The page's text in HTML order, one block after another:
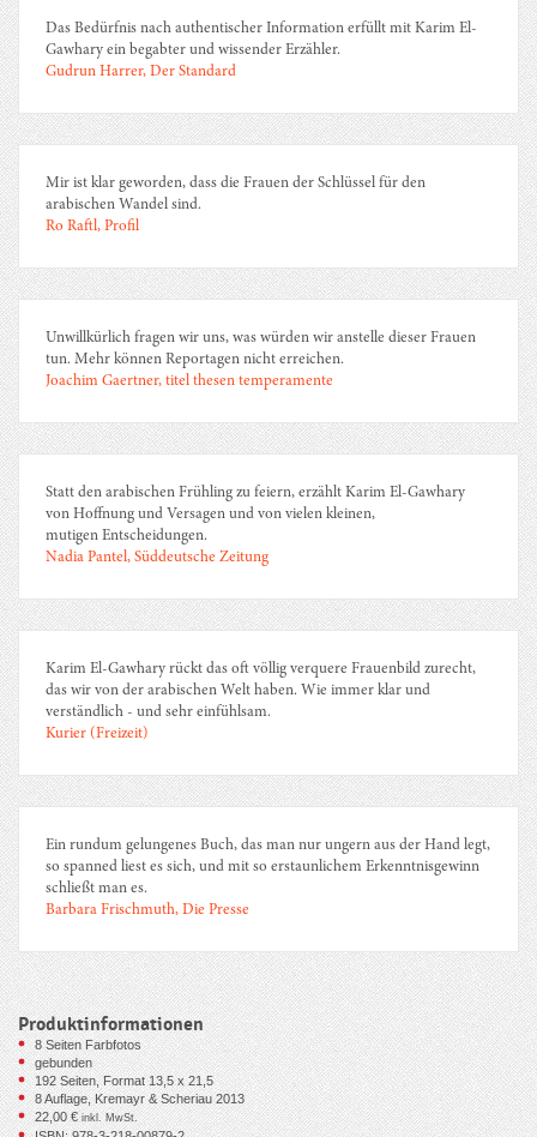
Das Bedürfnis nach authentischer Information erfüllt mit Karim El-
Gawhary ein begabter und wissender Erzähler.
Gudrun Harrer, Der Standard
Mir ist klar geworden, dass die Frauen der Schlüssel für den
arabischen Wandel sind.
Ro Raftl, Profil
Unwillkürlich fragen wir uns, was würden wir anstelle dieser Frauen
tun. Mehr können Reportagen nicht erreichen.
Joachim Gaertner, titel thesen temperamente
Statt den arabischen Frühling zu feiern, erzählt Karim El-Gawhary
von Hoffnung und Versagen und von vielen kleinen,
mutigen Entscheidungen.
Nadia Pantel, Süddeutsche Zeitung
Karim El-Gawhary rückt das oft völlig verquere Frauenbild zurecht,
das wir von der arabischen Welt haben. Wie immer klar und
verständlich - und sehr einfühlsam.
Kurier (Freizeit)
Ein rundum gelungenes Buch, das man nur ungern aus der Hand legt,
so spanned liest es sich, und mit so erstaunlichem Erkenntnisgewinn
schließt man es.
Barbara Frischmuth, Die Presse
Produktinformationen
8 Seiten Farbfotos
gebunden
192Seiten, Format 13,5 x 21,5
8 Auflage, Kremayr & Scheriau 2013
22,00€ inkl. MwSt.